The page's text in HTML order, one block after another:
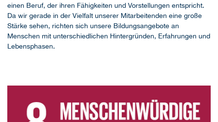
einen Beruf, der ihren Fähigkeiten und Vorstellungen entspricht.
Da wir gerade in der Vielfalt unserer Mitarbeitenden eine große
Stärke sehen, richten sich unsere Bildungsangebote an
Menschen mit unterschiedlichen Hintergründen, Erfahrungen und
Lebensphasen.